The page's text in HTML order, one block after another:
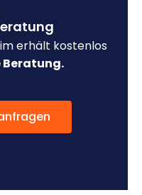
erhält kostenlos